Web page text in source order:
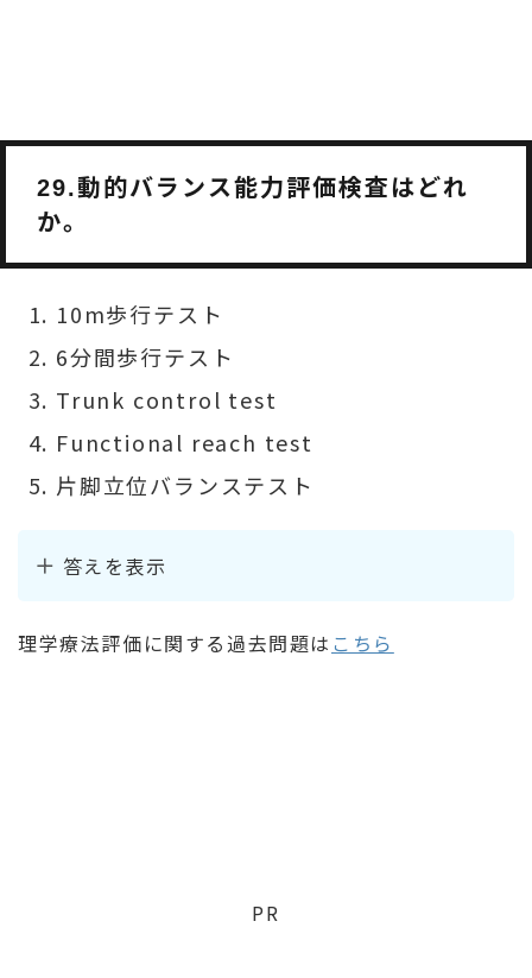
29.動的バランス能力評価検査はどれ
か。
10m歩行テスト
6分間歩行テスト
Trunk control test
Functional reach test
片脚立位バランステスト
答えを表示
理学療法評価に関する過去問題は こちら
PR